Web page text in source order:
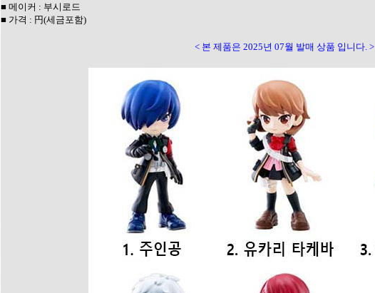
■ 메이커 : 부시로드
■ 가격 : 円(세금포함)
< 본 제품은 2025년 07월 발매 상품 입니다. >